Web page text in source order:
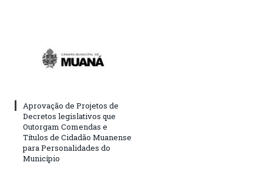
Aprovação de Projetos de
Decretos legislativos que
Outorgam Comendas e
Títulos de Cidadão Muanense
para Personalidades do
Município